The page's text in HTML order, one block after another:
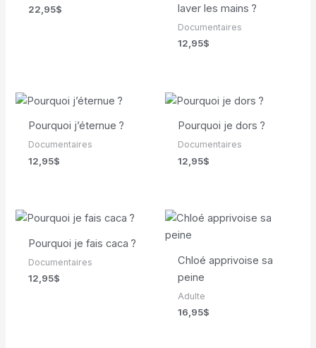
22,95$ laver les mains ?
Documentaires
12,95$
Pourquoi j’éternue ?
Documentaires
12,95$
Pourquoi je dors ?
Documentaires
12,95$
Pourquoi je fais caca ?
Documentaires
12,95$
Chloé apprivoise sa
peine
Adulte
16,95$